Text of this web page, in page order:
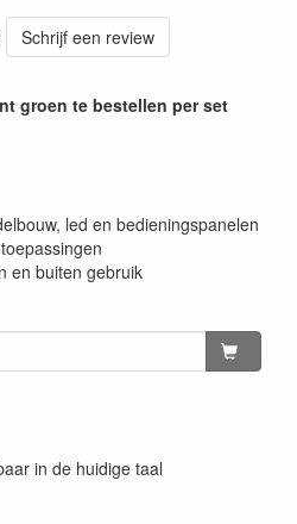
Schrijf een review
groen te bestellen per set
led en bedieningspanelen
en buiten gebruik
in de huidige taal